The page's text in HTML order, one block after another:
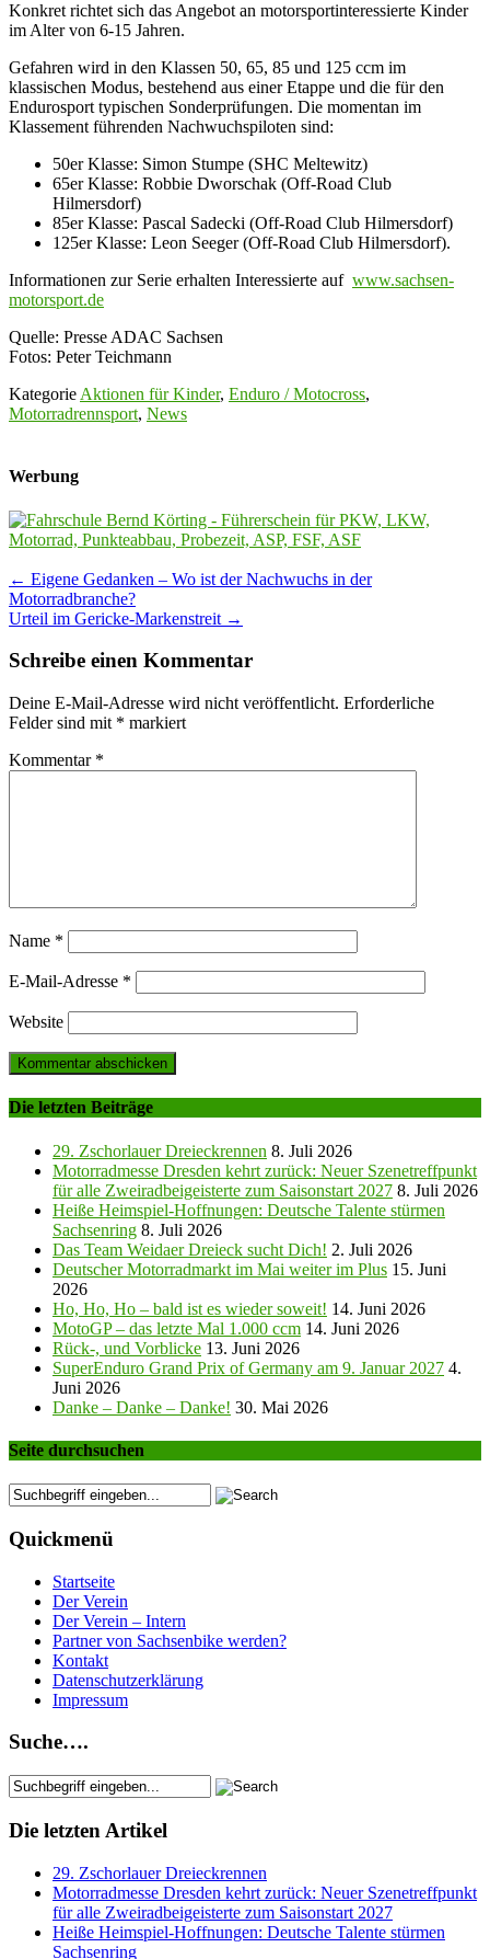
Konkret richtet sich das Angebot an motorsportinteressierte Kinder
im Alter von 6-15 Jahren.
Gefahren wird in den Klassen 50, 65, 85 und 125 ccm im
klassischen Modus, bestehend aus einer Etappe und die für den
Endurosport typischen Sonderprüfungen. Die momentan im
Klassement führenden Nachwuchspiloten sind:
50er Klasse: Simon Stumpe (SHC Meltewitz)
65er Klasse: Robbie Dworschak (Off-Road Club
Hilmersdorf)
85er Klasse: Pascal Sadecki (Off-Road Club Hilmersdorf)
125er Klasse: Leon Seeger (Off-Road Club Hilmersdorf).
Informationen zur Serie erhalten Interessierte auf www.sachsen-
motorsport.de
Quelle: Presse ADAC Sachsen
Fotos: Peter Teichmann
Kategorie Aktionen für Kinder, Enduro / Motocross,
Motorradrennsport, News
Werbung
Post
navigation
← Eigene Gedanken – Wo ist der Nachwuchs in der
Motorradbranche?
Urteil im Gericke-Markenstreit →
Schreibe einen Kommentar
Deine E-Mail-Adresse wird nicht veröffentlicht. Erforderliche
Felder sind mit * markiert
Kommentar *
Name *
E-Mail-Adresse *
Website
Die letzten Beiträge
29. Zschorlauer Dreieckrennen 8. Juli 2026
Motorradmesse Dresden kehrt zurück: Neuer Szenetreffpunkt
für alle Zweiradbeigeisterte zum Saisonstart 2027 8. Juli 2026
Heiße Heimspiel-Hoffnungen: Deutsche Talente stürmen
Sachsenring 8. Juli 2026
Das Team Weidaer Dreieck sucht Dich! 2. Juli 2026
Deutscher Motorradmarkt im Mai weiter im Plus 15. Juni
2026
Ho, Ho, Ho – bald ist es wieder soweit! 14. Juni 2026
MotoGP – das letzte Mal 1.000 ccm 14. Juni 2026
Rück-, und Vorblicke 13. Juni 2026
SuperEnduro Grand Prix of Germany am 9. Januar 2027 4.
Juni 2026
Danke – Danke – Danke! 30. Mai 2026
Seite durchsuchen
Quickmenü
Startseite
Der Verein
Der Verein – Intern
Partner von Sachsenbike werden?
Kontakt
Datenschutzerklärung
Impressum
Suche….
Die letzten Artikel
29. Zschorlauer Dreieckrennen
Motorradmesse Dresden kehrt zurück: Neuer Szenetreffpunkt
für alle Zweiradbeigeisterte zum Saisonstart 2027
Heiße Heimspiel-Hoffnungen: Deutsche Talente stürmen
Sachsenring